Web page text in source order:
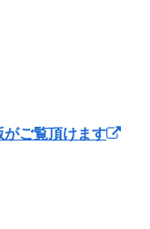
がご覧頂けます